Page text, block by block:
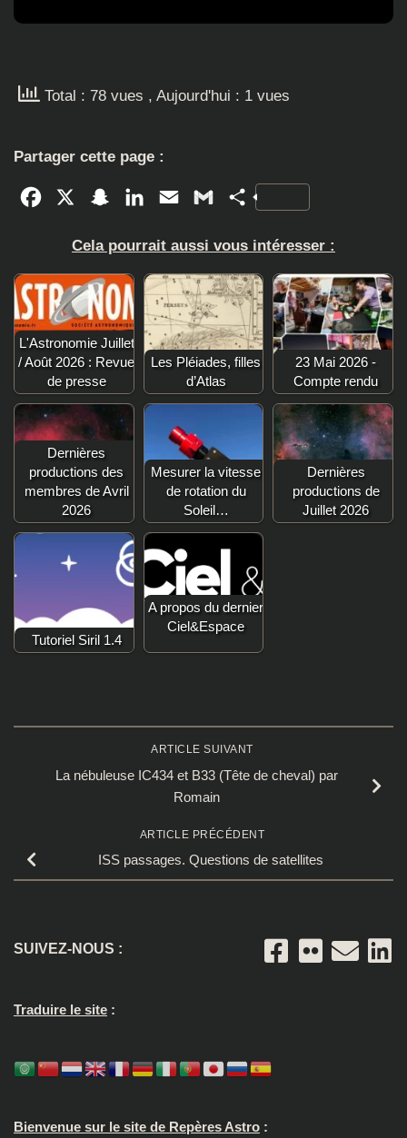
Total : 78 vues , Aujourd'hui : 1 vues
Partager cette page :
Facebook SnapchatLinkedInEmail GmailPartager
Cela pourrait aussi vous intéresser :
L'Astronomie Juillet
/ Août 2026 : Revue
de presse
Les Pléiades, filles
d’Atlas
23 Mai 2026 -
Compte rendu
Dernières
productions des
membres de Avril
2026
Mesurer la vitesse
de rotation du
Soleil…
Dernières
productions de
Juillet 2026
Tutoriel Siril 1.4
A propos du dernier
Ciel&Espace
ARTICLE SUIVANT
La nébuleuse IC434 et B33 (Tête de cheval) par
Romain
ARTICLE PRÉCÉDENT
ISS passages. Questions de satellites
SUIVEZ-NOUS :
Traduire le site :
Bienvenue sur le site de Repères Astro :